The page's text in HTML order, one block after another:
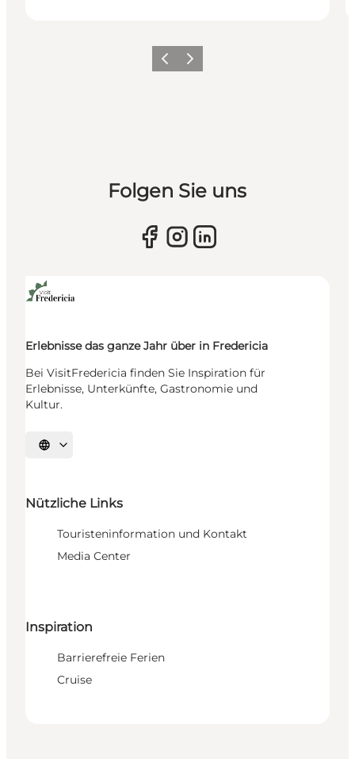
Vorherige Folie
Nächste Folie
Folgen Sie uns
Erlebnisse das ganze Jahr über in Fredericia
Bei VisitFredericia finden Sie Inspiration für
Erlebnisse, Unterkünfte, Gastronomie und
Kultur.
Sprache auswählen
Nützliche Links
Touristeninformation und Kontakt
Media Center
Inspiration
Barrierefreie Ferien
Cruise